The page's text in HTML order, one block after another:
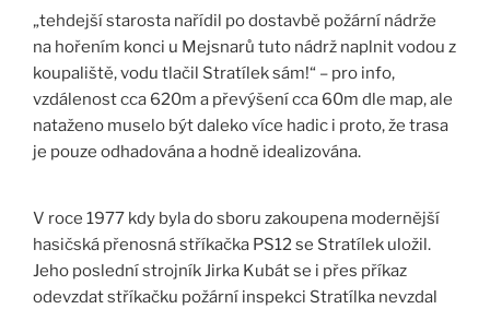
„tehdejší starosta nařídil po dostavbě požární nádrže
na hořením konci u Mejsnarů tuto nádrž naplnit vodou z
koupaliště, vodu tlačil Stratílek sám!“ – pro info,
vzdálenost cca 620m a převýšení cca 60m dle map, ale
nataženo muselo být daleko více hadic i proto, že trasa
je pouze odhadována a hodně idealizována.
V roce 1977 kdy byla do sboru zakoupena modernější
hasičská přenosná stříkačka PS12 se Stratílek uložil.
Jeho poslední strojník Jirka Kubát se i přes příkaz
odevzdat stříkačku požární inspekci Stratílka nevzdal